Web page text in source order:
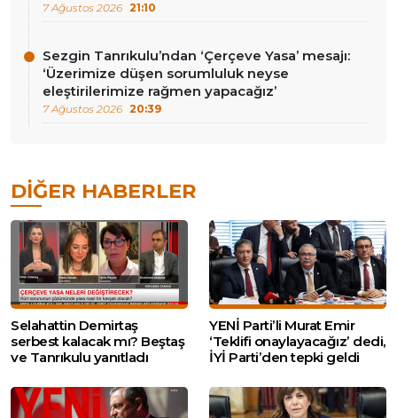
7 Ağustos 2026 21:10
Sezgin Tanrıkulu’ndan ‘Çerçeve Yasa’ mesajı:
‘Üzerimize düşen sorumluluk neyse
eleştirilerimize rağmen yapacağız’
7 Ağustos 2026 20:39
DIĞER HABERLER
Selahattin Demirtaş
serbest kalacak mı? Beştaş
ve Tanrıkulu yanıtladı
YENİ Parti’li Murat Emir
‘Teklifi onaylayacağız’ dedi,
İYİ Parti’den tepki geldi